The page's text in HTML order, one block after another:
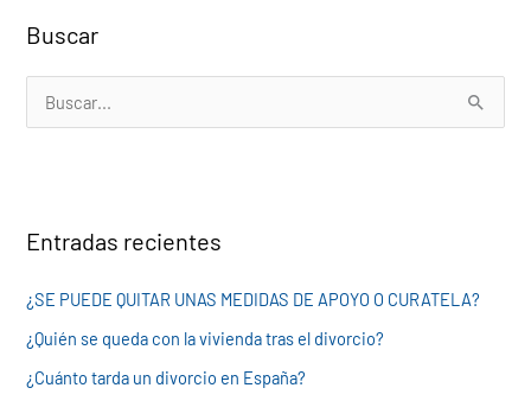
Buscar
a
p
o
r
Entradas recientes
¿SE PUEDE QUITAR UNAS MEDIDAS DE APOYO O CURATELA?
¿Quién se queda con la vivienda tras el divorcio?
¿Cuánto tarda un divorcio en España?